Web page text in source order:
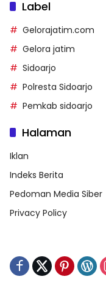
Label
Gelorajatim.com
Gelora jatim
Sidoarjo
Polresta Sidoarjo
Pemkab sidoarjo
Halaman
Iklan
Indeks Berita
Pedoman Media Siber
Privacy Policy